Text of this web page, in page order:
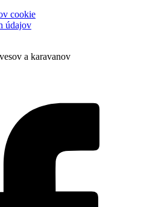
cookie
údajov
a karavanov